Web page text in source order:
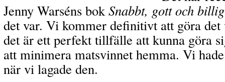
Jenny Warséns bokSnabbt, gott och
det var. Vi kommer definitivt att göra
det är ett perfekt tillfälle att kunna göra
att minimera matsvinnet hemma. Vi
när vi lagade den.